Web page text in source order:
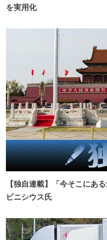
を実用化
【独自連載】「今そこにあ
ビニシウス氏